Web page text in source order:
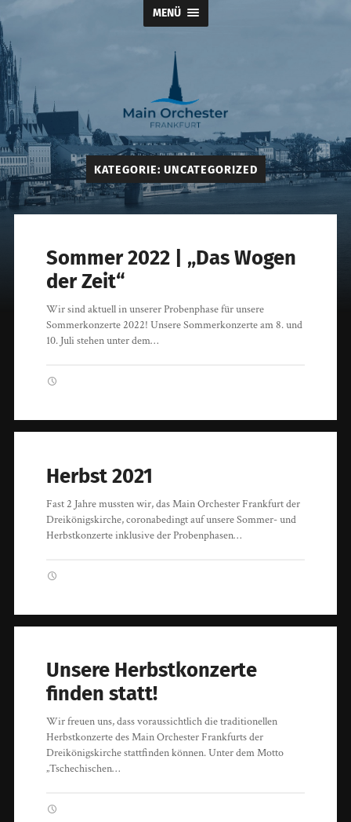
MENÜ
Main
Orchester
Frankfurt
der
Dreikönigskirche
KATEGORIE: UNCATEGORIZED
Sommer 2022 | „Das Wogen
der Zeit“
Wir sind aktuell in unserer Probenphase für unsere
Sommerkonzerte 2022! Unsere Sommerkonzerte am 8. und
10. Juli stehen unter dem…
Herbst 2021
Fast 2 Jahre mussten wir, das Main Orchester Frankfurt der
Dreikönigskirche, coronabedingt auf unsere Sommer- und
Herbstkonzerte inklusive der Probenphasen…
Unsere Herbstkonzerte
finden statt!
Wir freuen uns, dass voraussichtlich die traditionellen
Herbstkonzerte des Main Orchester Frankfurts der
Dreikönigskirche stattfinden können. Unter dem Motto
„Tschechischen…